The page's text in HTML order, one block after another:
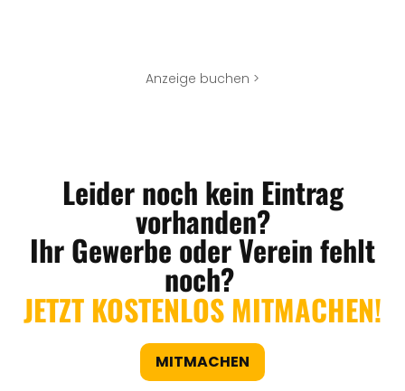
Anzeige buchen >
Leider noch kein Eintrag
vorhanden?
Ihr Gewerbe oder Verein fehlt
noch?
JETZT KOSTENLOS MITMACHEN!
MITMACHEN